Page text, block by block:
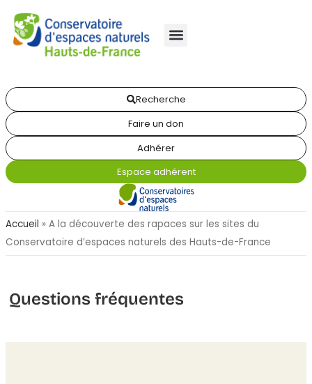
Recherche
Faire un don
Adhérer
Espace adhérent
Accueil » A la découverte des rapaces sur les sites du
Conservatoire d’espaces naturels des Hauts-de-France
Questions fréquentes